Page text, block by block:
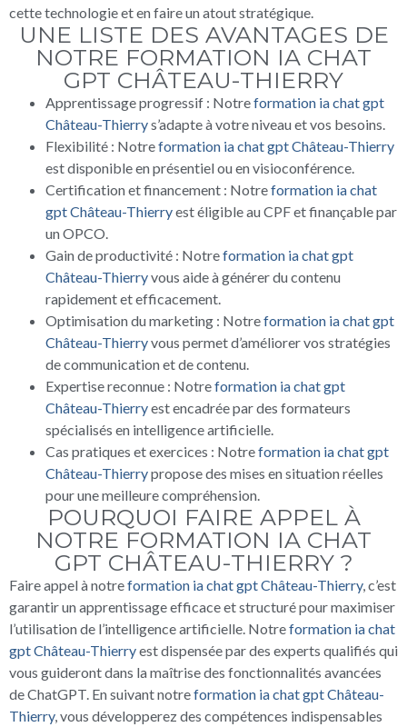
cette technologie et en faire un atout stratégique.
UNE LISTE DES AVANTAGES DE
NOTRE FORMATION IA CHAT
GPT CHÂTEAU-THIERRY
Apprentissage progressif : Notreformation ia chat gpt
Château-Thierrys’adapte à votre niveau et vos besoins.
Flexibilité : Notreformation ia chat gpt Château-Thierry
est disponible en présentiel ou en visioconférence.
Certification et financement : Notreformation ia chat
gpt Château-Thierryest éligible au CPF et finançable par
un OPCO.
Gain de productivité : Notreformation ia chat gpt
Château-Thierryvous aide à générer du contenu
rapidement et efficacement.
Optimisation du marketing : Notreformation ia chat gpt
Château-Thierryvous permet d’améliorer vos stratégies
de communication et de contenu.
Expertise reconnue : Notreformation ia chat gpt
Château-Thierryest encadrée par des formateurs
spécialisés en intelligence artificielle.
Cas pratiques et exercices : Notreformation ia chat gpt
Château-Thierrypropose des mises en situation réelles
pour une meilleure compréhension.
POURQUOI FAIRE APPEL À
NOTRE FORMATION IA CHAT
GPT CHÂTEAU-THIERRY ?
Faire appel à notreformation ia chat gpt Château-Thierry, c’est
garantir un apprentissage efficace et structuré pour maximiser
l’utilisation de l’intelligence artificielle. Notreformation ia chat
gpt Château-Thierryest dispensée par des experts qualifiés qui
vous guideront dans la maîtrise des fonctionnalités avancées
de ChatGPT. En suivant notreformation ia chat gpt Château-
Thierry, vous développerez des compétences indispensables